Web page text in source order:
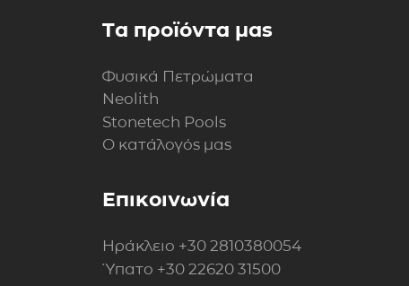
Τα προϊόντα μας
Φυσικά Πετρώματα
Neolith
Stonetech Pools
Ο κατάλογός μας
Επικοινωνία
Ηράκλειο +30 2810380054
Ύπατο +30 22620 31500